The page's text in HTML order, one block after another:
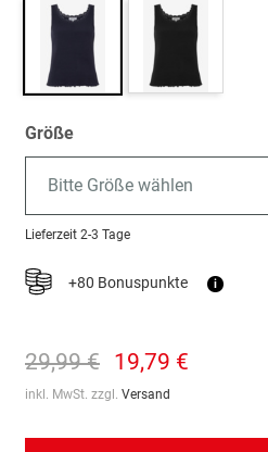
Größe
Bitte Größe wählen
Lieferzeit 2-3 Tage
+80 Bonuspunkte i
29,99 € 19,79 €
inkl. MwSt. zzgl. Versand